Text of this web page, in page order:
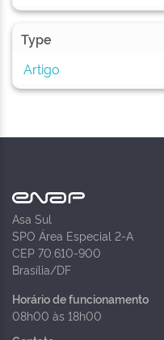
Type
Artigo
Asa Sul
SPO Área Especial 2-A
CEP 70.610-900
Brasília/DF
Horário de funcionamento
08h00 às 18h00